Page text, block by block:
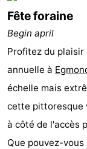
Fête foraine
Begin april
Profitez du plaisir
annuelle à
échelle mais
cette pittoresque
à côté de l'accès
Que pouvez-vous